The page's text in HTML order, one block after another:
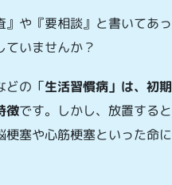
』や『要相談』と書いて
ていませんか？
どの「生活習慣病」は、初
徴です。しかし、放置する
塞や心筋梗塞といった命